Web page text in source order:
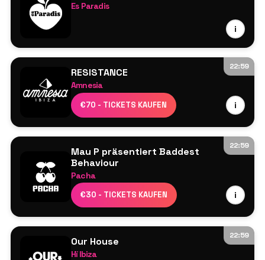
Es Paradis
i
22:59
RESISTANCE
Amnesia
€70 - TICKETS KAUFEN i
Adam Beyer
ARTBAT
Stephan Bodzin
Olympe
22:59
Mau P präsentiert Baddest
Behaviour
Pacha
€30 - TICKETS KAUFEN i
Brunello
DJ Tennis
Mau P
Mita Gami
Nic Fanciulli
22:59
Our House
Hï Ibiza